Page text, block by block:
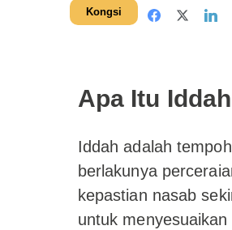
Kongsi
Apa Itu
Iddah adalah
berlakunya
kepastian nasab
untuk